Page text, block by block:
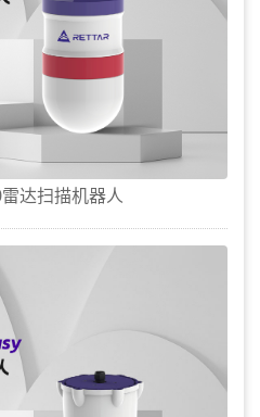
达扫描机器人